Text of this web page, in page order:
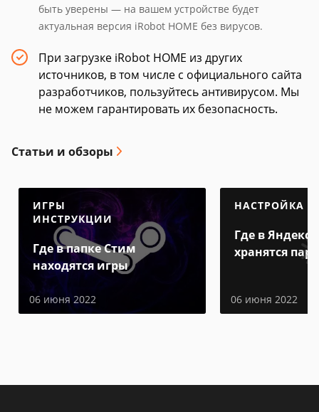
быть уверены — на вашем устройстве будет
актуальная версия iRobot HOME без вирусов.
При загрузке iRobot HOME из других
источников, в том числе с официального сайта
разработчиков, пользуйтесь антивирусом. Мы
не можем гарантировать их безопасность.
Статьи и обзоры
ИГРЫ
ИНСТРУКЦИИ
Где в папке Стим
находятся игры
06 июня 2022
НАСТРОЙКА
Где в Яндекс
хранятся
06 июня 2022